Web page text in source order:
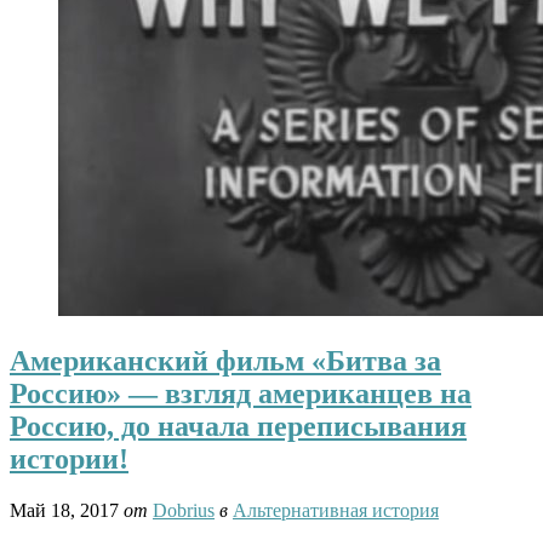
Американский фильм «Битва за
Россию» — взгляд американцев на
Россию, до начала переписывания
истории!
Май 18, 2017 от Dobrius в Альтернативная история